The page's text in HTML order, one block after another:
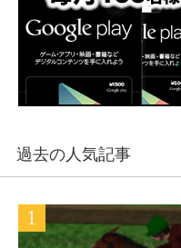
過去の人気記事